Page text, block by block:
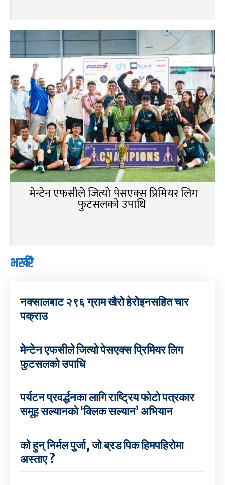
मेन्टेन एफसीले जित्यो पेसएक्स प्रिमियर लिग
फुटसलको उपाधि
भर्खरै
नक्सालबाट २९६ ग्राम खैरो हेरोइनसहित चार
पक्राउ
मेन्टेन एफसीले जित्यो पेसएक्स प्रिमियर लिग
फुटसलको उपाधि
पर्यटन प्रवर्द्धनका लागि राष्ट्रिय फोटो पत्रकार
समूह सल्यानको ‘क्लिक सल्यान’ अभियान
को हुन् निर्मल पुर्जा, जो ब्रड पिक हिमपहिरोमा
अस्ताए ?